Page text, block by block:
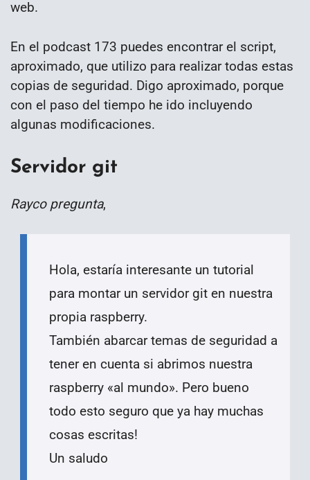
web.
En el podcast 173 puedes encontrar el script,
aproximado, que utilizo para realizar todas estas
copias de seguridad. Digo aproximado, porque
con el paso del tiempo he ido incluyendo
algunas modificaciones.
Servidor git
Rayco pregunta,
Hola, estaría interesante un tutorial
para montar un servidor git en nuestra
propia raspberry.
También abarcar temas de seguridad a
tener en cuenta si abrimos nuestra
raspberry «al mundo». Pero bueno
todo esto seguro que ya hay muchas
cosas escritas!
Un saludo